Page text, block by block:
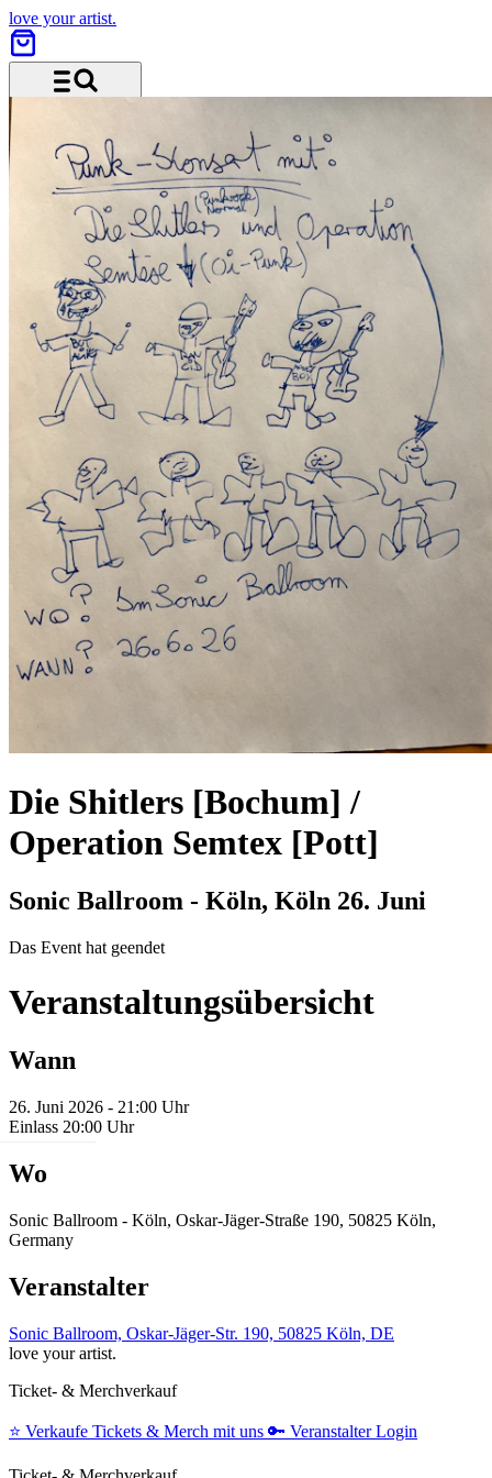
love your artist.
Die Shitlers [Bochum] /
Operation Semtex [Pott]
Sonic Ballroom - Köln, Köln 26. Juni
Das Event hat geendet
Veranstaltungsübersicht
Wann
26. Juni 2026 - 21:00 Uhr
Einlass 20:00 Uhr
Wo
Sonic Ballroom - Köln, Oskar-Jäger-Straße 190, 50825 Köln,
Germany
Veranstalter
Sonic Ballroom, Oskar-Jäger-Str. 190, 50825 Köln, DE
love your artist.
Ticket- & Merchverkauf
⭐️ Verkaufe Tickets & Merch mit uns 🔑 Veranstalter Login